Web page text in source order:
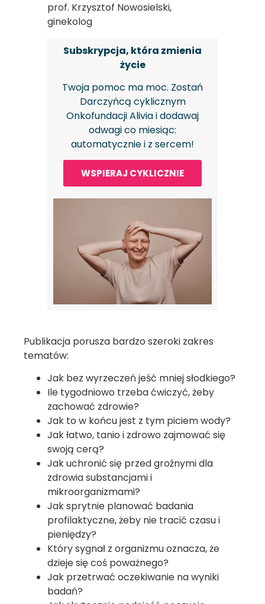
prof. Krzysztof Nowosielski,
ginekolog
Subskrypcja, która zmienia
życie
Twoja pomoc ma moc. Zostań
Darczyńcą cyklicznym
Onkofundacji Alivia i dodawaj
odwagi co miesiąc:
automatycznie i z sercem!
WSPIERAJ CYKLICZNIE
Publikacja porusza bardzo szeroki zakres
tematów:
Jak bez wyrzeczeń jeść mniej słodkiego?
Ile tygodniowo trzeba ćwiczyć, żeby
zachować zdrowie?
Jak to w końcu jest z tym piciem wody?
Jak łatwo, tanio i zdrowo zajmować się
swoją cerą?
Jak uchronić się przed groźnymi dla
zdrowia substancjami i
mikroorganizmami?
Jak sprytnie planować badania
profilaktyczne, żeby nie tracić czasu i
pieniędzy?
Który sygnał z organizmu oznacza, że
dzieje się coś poważnego?
Jak przetrwać oczekiwanie na wyniki
badań?